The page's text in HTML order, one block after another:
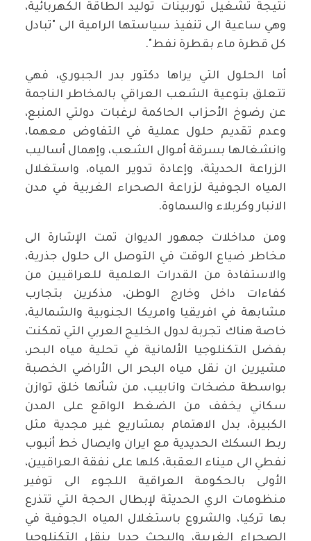
نتيجة تشغيل توربينات توليد الطاقة الكهربائية،
وهي ساعية الى تنفيذ سياستها الرامية الى "تبادل
كل قطرة ماء بقطرة نفط".
أما الحلول التي يراها دكتور بدر الجبوري، فهي
تتعلق بتوعية الشعب العراقي بالمخاطر الناجمة
عن رضوخ الأحزاب الحاكمة لرغبات دولتي المنبع،
وعدم تقديم حلول عملية في التفاوض معهما،
وانشغالها بسرقة أموال الشعب، وإهمال أساليب
الزراعة الحديثة، وإعادة تدوير المياه، واستغلال
المياه الجوفية لزراعة الصحراء الغربية في مدن
الانبار وكربلاء والسماوة.
ومن مداخلات جمهور الديوان تمت الإشارة الى
مخاطر ضياع الوقت في التوصل الى حلول جذرية،
والاستفادة من القدرات العلمية للعراقيين من
كفاءات داخل وخارج الوطن، مذكرين بتجارب
مشابهة في افريقيا وامريكا الجنوبية والشمالية،
خاصة هناك تجربة لدول الخليج العربي التي تمكنت
بفضل التكنلوجيا الألمانية في تحلية مياه البحر،
مشيرين ان نقل مياه البحر الى الأراضي الخصبة
بواسطة مضخات وانابيب، من شأنها خلق توازن
سكاني يخفف من الضغط الواقع على المدن
الكبيرة، بدل الاهتمام بمشاريع غير مجدية مثل
ربط السكك الحديدية مع ايران وايصال خط أنبوب
نفطي الى ميناء العقبة، كلها على نفقة العراقيين،
الأولى بالحكومة العراقية اللجوء الى توفير
منظومات الري الحديثة لإبطال الحجة التي تتذرع
بها تركيا، والشروع باستغلال المياه الجوفية في
الصحراء الغربية، والبحث جديا بنقل التكنلوجيا